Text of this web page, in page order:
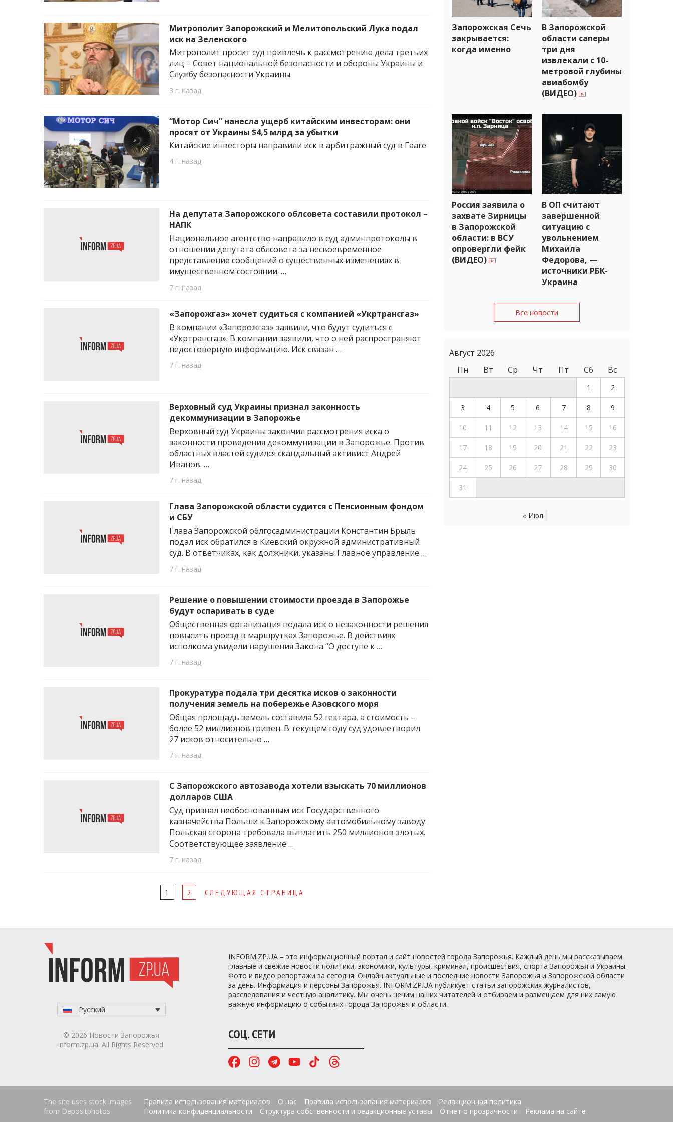
Митрополит Запорожский и Мелитопольский Лука подал
иск на Зеленского
Митрополит просит суд привлечь к рассмотрению дела третьих
лиц – Совет национальной безопасности и обороны Украины и
Службу безопасности Украины.
3 г. назад
“Мотор Сич” нанесла ущерб китайским инвесторам: они
просят от Украины $4,5 млрд за убытки
Китайские инвесторы направили иск в арбитражный суд в Гааге
4 г. назад
На депутата Запорожского облсовета составили протокол –
НАПК
Национальное агентство направило в суд админпротоколы в
отношении депутата облсовета за несвоевременное
представление сообщений о существенных изменениях в
имущественном состоянии. …
7 г. назад
«Запорожгаз» хочет судиться с компанией «Укртрансгаз»
В компании «Запорожгаз» заявили, что будут судиться с
«Укртрансгаз». В компании заявили, что о ней распространяют
недостоверную информацию. Иск связан …
7 г. назад
Верховный суд Украины признал законность
декоммунизации в Запорожье
Верховный суд Украины закончил рассмотрения иска о
законности проведения декоммунизации в Запорожье. Против
областных властей судился скандальный активист Андрей
Иванов. …
7 г. назад
Глава Запорожской области судится с Пенсионным фондом
и СБУ
Глава Запорожской облгосадминистрации Константин Брыль
подал иск обратился в Киевский окружной административный
суд. В ответчиках, как должники, указаны Главное управление …
7 г. назад
Решение о повышении стоимости проезда в Запорожье
будут оспаривать в суде
Общественная организация подала иск о незаконности решения
повысить проезд в маршрутках Запорожье. В действиях
исполкома увидели нарушения Закона “О доступе к …
7 г. назад
Прокуратура подала три десятка исков о законности
получения земель на побережье Азовского моря
Общая прлощадь земель составила 52 гектара, а стоимость –
более 52 миллионов гривен. В текущем году суд удовлетворил
27 исков относительно …
7 г. назад
С Запорожского автозавода хотели взыскать 70 миллионов
долларов США
Суд признал необоснованным иск Государственного
казначейства Польши к Запорожскому автомобильному заводу.
Польская сторона требовала выплатить 250 миллионов злотых.
Соответствующее заявление …
7 г. назад
1 2 СЛЕДУЮЩАЯ СТРАНИЦА
Запорожская Сечь
закрывается:
когда именно
В Запорожской
области саперы
три дня
извлекали с 10-
метровой глубины
авиабомбу
(ВИДЕО)
Россия заявила о
захвате Зирницы
в Запорожской
области: в ВСУ
опровергли фейк
(ВИДЕО)
В ОП считают
завершенной
ситуацию с
увольнением
Михаила
Федорова, —
источники РБК-
Украина
Все новости
Август 2026
Пн
Вт Ср Чт Пт Сб Вс
1 2
3 4 5 6 7 8 9
10 11 12 13 14 15 16
17 18 19 20 21 22 23
24 25 26 27 28 29 30
31
« Июл
INFORM.ZP.UA – это информационный портал и сайт новостей города Запорожья. Каждый день мы рассказываем
главные и свежие новости политики, экономики, культуры, криминал, происшествия, спорта Запорожья и Украины.
Фото и видео репортажи за сегодня. Онлайн актуальные и последние новости Запорожья и Запорожской области
за день. Информация и персоны Запорожья. INFORM.ZP.UA публикует статьи запорожских журналистов,
расследования и честную аналитику. Мы очень ценим наших читателей и отбираем и размещаем для них самую
важную информацию о событиях города Запорожья и области.
СОЦ. СЕТИ
Русский
© 2026 Новости Запорожья
inform.zp.ua. All Rights Reserved.
The site uses stock images
from Depositphotos
Правила использования материалов О нас Правила использования материалов
Редакционная политика
Политика конфиденциальности
Структура собственности и редакционные уставы Отчет о прозрачности Реклама на сайте